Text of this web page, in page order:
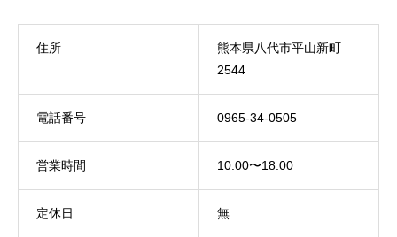
住所
熊本県八代市平山新町
2544
電話番号 0965-34-0505
営業時間 10:00〜18:00
定休日 無